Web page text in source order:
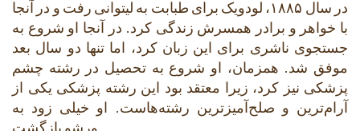
در سال ۱۸۸۵، لودویک برای طبابت به لیتوانی رفت و در آنجا
با خواهر و برادر همسرش زندگی کرد. در آنجا او شروع به
جستجوی ناشری برای این زبان کرد، اما تنها دو سال بعد
موفق شد. همزمان، او شروع به تحصیل در رشته چشم
پزشکی نیز کرد، زیرا معتقد بود این رشته پزشکی یکی از
آرام‌ترین و صلح‌آمیزترین رشته‌هاست. او خیلی زود به